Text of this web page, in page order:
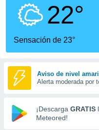
calidad.
a este
las
y
forma
digital
basada
22°
Sensación de 23°
Aviso de nivel
Alerta moderada por
¡Descarga GRATIS
Meteored!